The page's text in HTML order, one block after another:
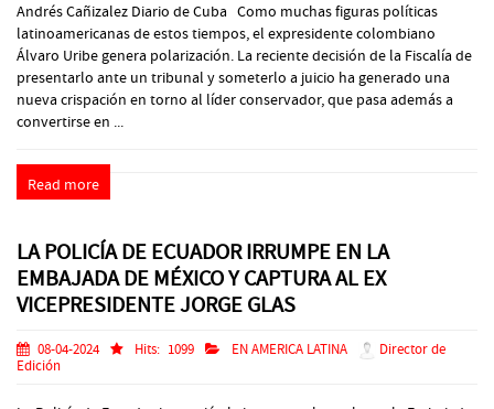
Andrés Cañizalez Diario de Cuba Como muchas figuras políticas
latinoamericanas de estos tiempos, el expresidente colombiano
Álvaro Uribe genera polarización. La reciente decisión de la Fiscalía de
presentarlo ante un tribunal y someterlo a juicio ha generado una
nueva crispación en torno al líder conservador, que pasa además a
convertirse en ...
Read more
LA POLICÍA DE ECUADOR IRRUMPE EN LA
EMBAJADA DE MÉXICO Y CAPTURA AL EX
VICEPRESIDENTE JORGE GLAS
08-04-2024 Hits: 1099 EN AMERICA LATINA
Director de
Edición